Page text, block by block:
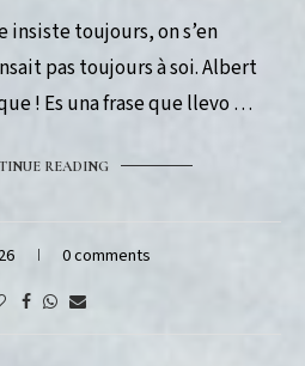
insiste toujours, on s’en
pas toujours à soi. Albert
! Es una frase que llevo …
READING
0 comments